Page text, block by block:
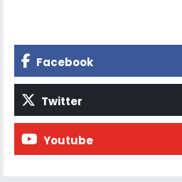
Facebook
Twitter
Youtube